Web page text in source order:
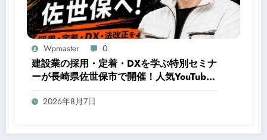
Wpmaster 0
建設業の採用・定着・DXを学ぶ特別セミナ
ーが長崎県佐世保市で開催！人気YouTuber
石男くんが登壇
2026年8月7日